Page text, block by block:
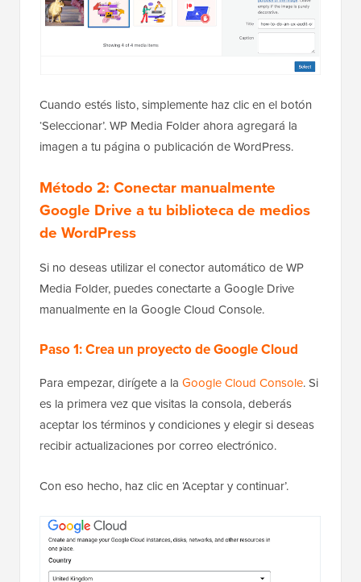
Cuando estés listo, simplemente haz clic en el botón
‘Seleccionar’. WP Media Folder ahora agregará la
imagen a tu página o publicación de WordPress.
Método 2: Conectar manualmente
Google Drive a tu biblioteca de medios
de WordPress
Si no deseas utilizar el conector automático de WP
Media Folder, puedes conectarte a Google Drive
manualmente en la Google Cloud Console.
Paso 1: Crea un proyecto de Google Cloud
Para empezar, dirígete a la Google Cloud Console. Si
es la primera vez que visitas la consola, deberás
aceptar los términos y condiciones y elegir si deseas
recibir actualizaciones por correo electrónico.
Con eso hecho, haz clic en ‘Aceptar y continuar’.